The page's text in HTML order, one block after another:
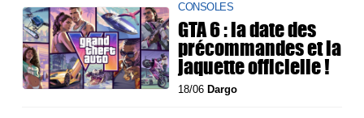
CONSOLES
GTA 6 : la date des
précommandes et la
jaquette officielle !
18/06 Dargo